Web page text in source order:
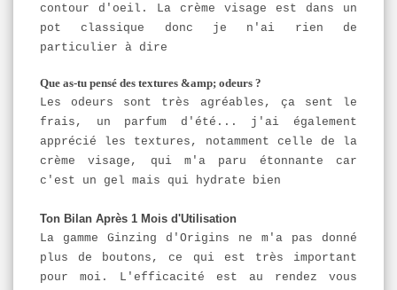
contour d'oeil. La crème visage est dans un
pot classique donc je n'ai rien de
particulier à dire
Que as-tu pensé des textures &amp; odeurs ?
Les odeurs sont très agréables, ça sent le
frais, un parfum d'été... j'ai également
apprécié les textures, notamment celle de la
crème visage, qui m'a paru étonnante car
c'est un gel mais qui hydrate bien
Ton Bilan Après 1 Mois d'Utilisation
La gamme Ginzing d'Origins ne m'a pas donné
plus de boutons, ce qui est très important
pour moi. L' efficacité est au rendez vous